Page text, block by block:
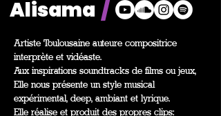
Alisama /
Artiste Toulousaine auteure compositrice
interprète et vidéaste.
Aux inspirations soundtracks de films ou jeux,
Elle nous présente un style musical
expérimental, deep, ambiant et lyrique.
Elle réalise et produit des propres clips: